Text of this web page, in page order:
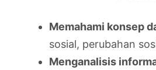
Memahami konsep
sosial, perubahan
Menganalisis